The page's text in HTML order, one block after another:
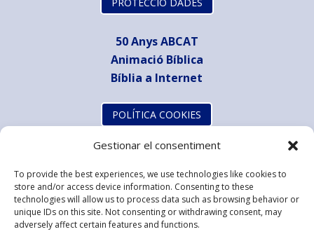
Gestionar el consentiment
To provide the best experiences, we use technologies like cookies to
store and/or access device information. Consenting to these
technologies will allow us to process data such as browsing behavior or
unique IDs on this site. Not consenting or withdrawing consent, may
adversely affect certain features and functions.
50 Anys ABCAT
Animació Bíblica
Bíblia a Internet
POLÍTICA COOKIES